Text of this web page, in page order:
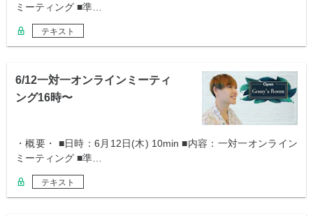
ミーティング ■準…
テキスト
6/12一対一オンラインミーティ
ング16時〜
・概要・ ■日時：6月12日(木) 10min ■内容：一対一オンライン
ミーティング ■準…
テキスト